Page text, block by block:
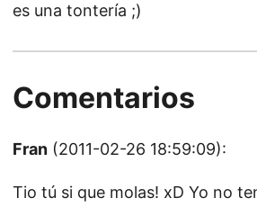
es una tontería ;)
Comentarios
Fran (2011-02-26 18:59:09):
Tio tú si que molas! xD Yo no